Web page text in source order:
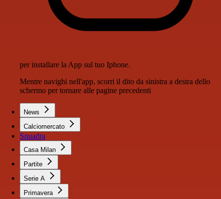
per installare la App sul tuo Iphone.
Mentre navighi nell'app, scorri il dito da sinistra a destra dello
schermo per tornare alle pagine precedenti
News
Calciomercato
Squadra
Casa Milan
Partite
Serie A
Primavera